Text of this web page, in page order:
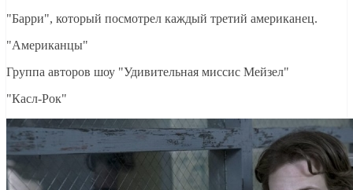
"Барри", который посмотрел каждый третий американец.
"Американцы"
Группа авторов шоу "Удивительная миссис Мейзел"
"Касл-Рок"